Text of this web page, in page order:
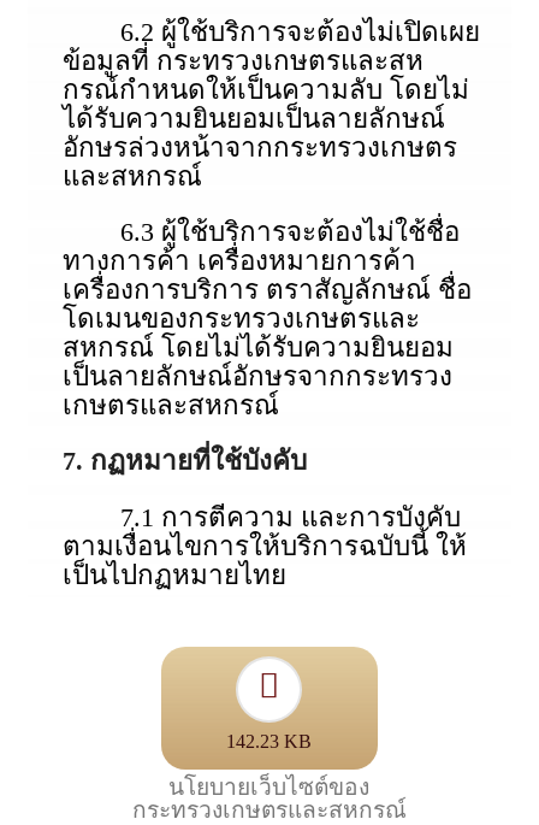
6.2 ผู้ใช้บริการจะต้องไม่เปิดเผย
ข้อมูลที่ กระทรวงเกษตรและสห
กรณ์กําหนดให้เป็นความลับ โดยไม่
ได้รับความยินยอมเป็นลายลักษณ์
อักษรล่วงหน้าจากกระทรวงเกษตร
และสหกรณ์
6.3 ผู้ใช้บริการจะต้องไม่ใช้ชื่อ
ทางการค้า เครื่องหมายการค้า
เครื่องการบริการ ตราสัญลักษณ์ ชื่อ
โดเมนของกระทรวงเกษตรและ
สหกรณ์ โดยไม่ได้รับความยินยอม
เป็นลายลักษณ์อักษรจากกระทรวง
เกษตรและสหกรณ์
7. กฏหมายที่ใช้บังคับ
7.1 การตีความ และการบังคับ
ตามเงื่อนไขการให้บริการฉบับนี้ ให้
เป็นไปกฏหมายไทย
142.23 KB
นโยบายเว็บไซต์ของ
กระทรวงเกษตรและสหกรณ์